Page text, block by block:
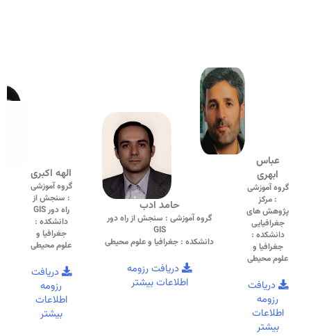
عباس
ابهری
گروه آموزشی
: مرکز
پژوهش های
جغرافیایی
دانشکده :
جغرافیا و
علوم محیطی
دریافت
رزومه
اطلاعات
بیشتر
حامد ادب
گروه آموزشی : سنجش از راه دور
GIS
دانشکده : جغرافیا و علوم محیطی
دریافت رزومه
اطلاعات بیشتر
الهه اکبری
گروه آموزشی
: سنجش از
راه دور GIS
دانشکده :
جغرافیا و
علوم محیطی
دریافت
رزومه
اطلاعات
بیشتر